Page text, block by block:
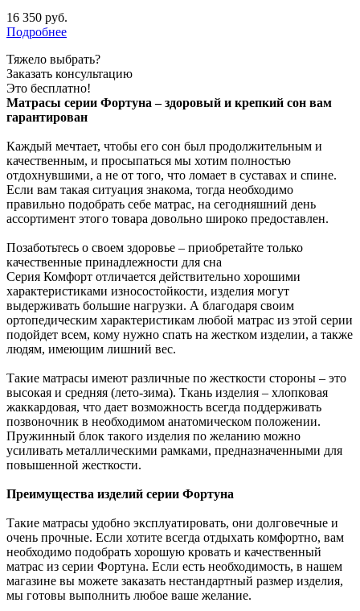
16 350 руб.
Подробнее
Тяжело выбрать?
Заказать консультацию
Это бесплатно!
Матрасы серии Фортуна – здоровый и крепкий сон вам
гарантирован
Каждый мечтает, чтобы его сон был продолжительным и
качественным, и просыпаться мы хотим полностью
отдохнувшими, а не от того, что ломает в суставах и спине.
Если вам такая ситуация знакома, тогда необходимо
правильно подобрать себе матрас, на сегодняшний день
ассортимент этого товара довольно широко предоставлен.
Позаботьтесь о своем здоровье – приобретайте только
качественные принадлежности для сна
Серия Комфорт отличается действительно хорошими
характеристиками износостойкости, изделия могут
выдерживать большие нагрузки. А благодаря своим
ортопедическим характеристикам любой матрас из этой серии
подойдет всем, кому нужно спать на жестком изделии, а также
людям, имеющим лишний вес.
Такие матрасы имеют различные по жесткости стороны – это
высокая и средняя (лето-зима). Ткань изделия – хлопковая
жаккардовая, что дает возможность всегда поддерживать
позвоночник в необходимом анатомическом положении.
Пружинный блок такого изделия по желанию можно
усиливать металлическими рамками, предназначенными для
повышенной жесткости.
Преимущества изделий серии Фортуна
Такие матрасы удобно эксплуатировать, они долговечные и
очень прочные. Если хотите всегда отдыхать комфортно, вам
необходимо подобрать хорошую кровать и качественный
матрас из серии Фортуна. Если есть необходимость, в нашем
магазине вы можете заказать нестандартный размер изделия,
мы готовы выполнить любое ваше желание.